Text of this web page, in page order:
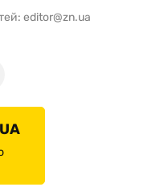
editor@zn.ua